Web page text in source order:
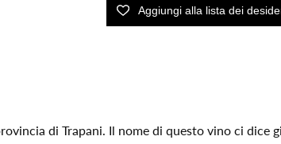
di Trapani. Il nome di questo vino ci dice